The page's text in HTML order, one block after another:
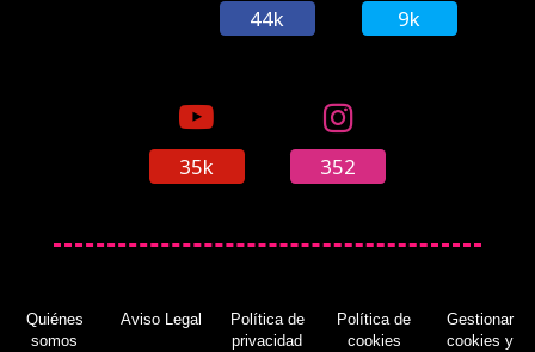
44k 9k
35k 352
Quiénes
somos
Aviso Legal
Política de
privacidad
Política de
cookies
Gestionar
cookies y